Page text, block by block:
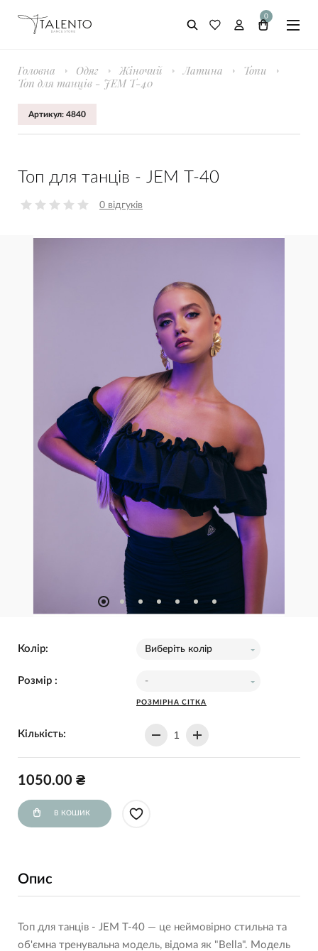
0
Головна Одяг Жіночий Латина
Топи
Топ для танців - JEM Т-40
Артикул: 4840
Топ для танців - JEM Т-40
0 відгуків
Колір: Виберіть колір
Розмір : -
РОЗМІРНА СІТКА
Кількість:
1050.00 ₴
В КОШИК
Опис
Топ для танців - JEM Т-40 — це неймовірно стильна та
об'ємна тренувальна модель, відома як "Bella". Модель